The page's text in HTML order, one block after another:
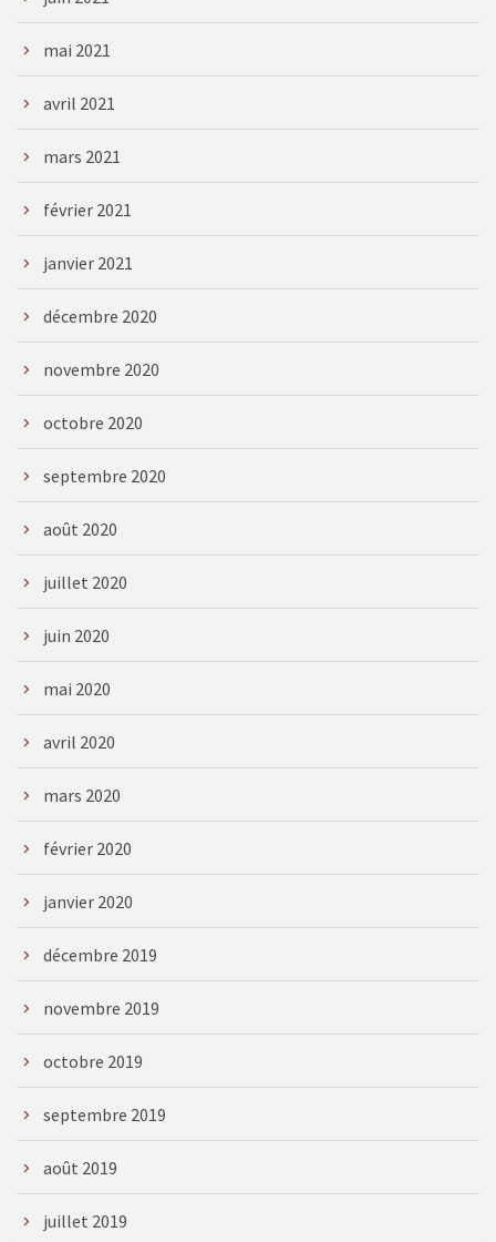
mai 2021
avril 2021
mars 2021
février 2021
janvier 2021
décembre 2020
novembre 2020
octobre 2020
septembre 2020
août 2020
juillet 2020
juin 2020
mai 2020
avril 2020
mars 2020
février 2020
janvier 2020
décembre 2019
novembre 2019
octobre 2019
septembre 2019
août 2019
juillet 2019